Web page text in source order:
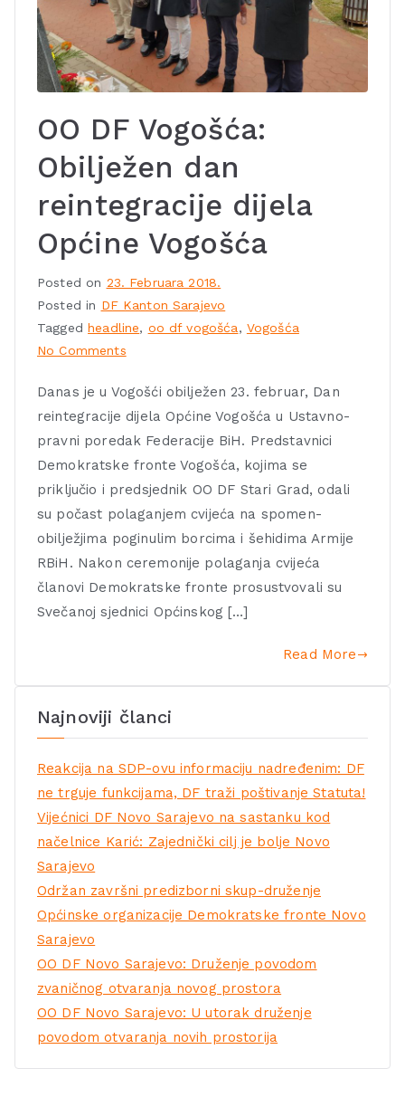
OO DF Vogošća:
Obilježen dan
reintegracije dijela
Općine Vogošća
Posted on 23. Februara 2018.
Posted in DF Kanton Sarajevo
Taggedheadline, oo df vogošća, Vogošća
No Comments
Danas je u Vogošći obilježen 23. februar, Dan
reintegracije dijela Općine Vogošća u Ustavno-
pravni poredak Federacije BiH. Predstavnici
Demokratske fronte Vogošća, kojima se
priključio i predsjednik OO DF Stari Grad, odali
su počast polaganjem cvijeća na spomen-
obilježjima poginulim borcima i šehidima Armije
RBiH. Nakon ceremonije polaganja cvijeća
članovi Demokratske fronte prosustvovali su
Svečanoj sjednici Općinskog […]
Read More
Najnoviji članci
Reakcija na SDP-ovu informaciju nadređenim: DF
ne trguje funkcijama, DF traži poštivanje Statuta!
Vijećnici DF Novo Sarajevo na sastanku kod
načelnice Karić: Zajednički cilj je bolje Novo
Sarajevo
Održan završni predizborni skup-druženje
Općinske organizacije Demokratske fronte Novo
Sarajevo
OO DF Novo Sarajevo: Druženje povodom
zvaničnog otvaranja novog prostora
OO DF Novo Sarajevo: U utorak druženje
povodom otvaranja novih prostorija